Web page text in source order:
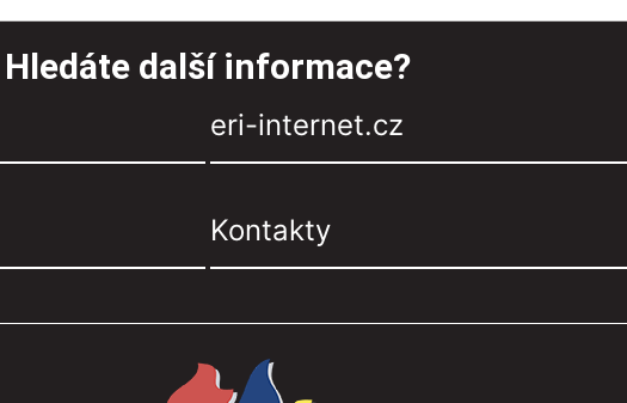
Hledáte další informace?
eri-internet.cz
Kontakty